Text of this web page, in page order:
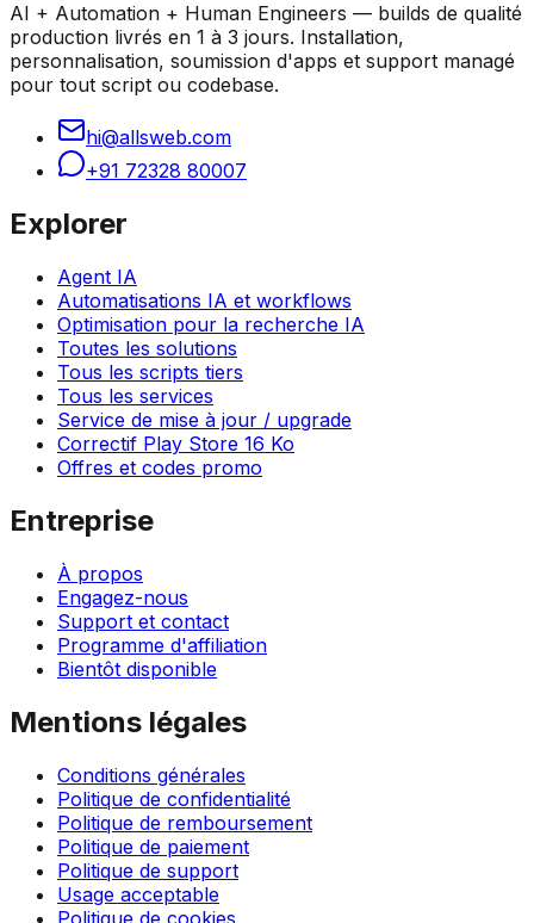
AI + Automation + Human Engineers — builds de qualité
production livrés en 1 à 3 jours. Installation,
personnalisation, soumission d'apps et support managé
pour tout script ou codebase.
hi@allsweb.com
+91 72328 80007
Explorer
Agent IA
Automatisations IA et workflows
Optimisation pour la recherche IA
Toutes les solutions
Tous les scripts tiers
Tous les services
Service de mise à jour / upgrade
Correctif Play Store 16 Ko
Offres et codes promo
Entreprise
À propos
Engagez-nous
Support et contact
Programme d'affiliation
Bientôt disponible
Mentions légales
Conditions générales
Politique de confidentialité
Politique de remboursement
Politique de paiement
Politique de support
Usage acceptable
Politique de cookies